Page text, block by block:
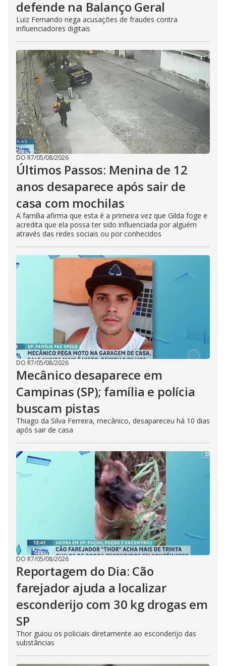
defende na Balanço Geral
Luiz Fernando nega acusações de fraudes contra
influenciadores digitais
DO R7/05/08/2026
Últimos Passos: Menina de 12
anos desaparece após sair de
casa com mochilas
A família afirma que esta é a primeira vez que Gilda foge e
acredita que ela possa ter sido influenciada por alguém
através das redes sociais ou por conhecidos
DO R7/05/08/2026
Mecânico desaparece em
Campinas (SP); família e polícia
buscam pistas
Thiago da Silva Ferreira, mecânico, desapareceu há 10 dias
após sair de casa
DO R7/05/08/2026
Reportagem do Dia: Cão
farejador ajuda a localizar
esconderijo com 30 kg drogas em
SP
Thor guiou os policiais diretamente ao esconderijo das
substâncias